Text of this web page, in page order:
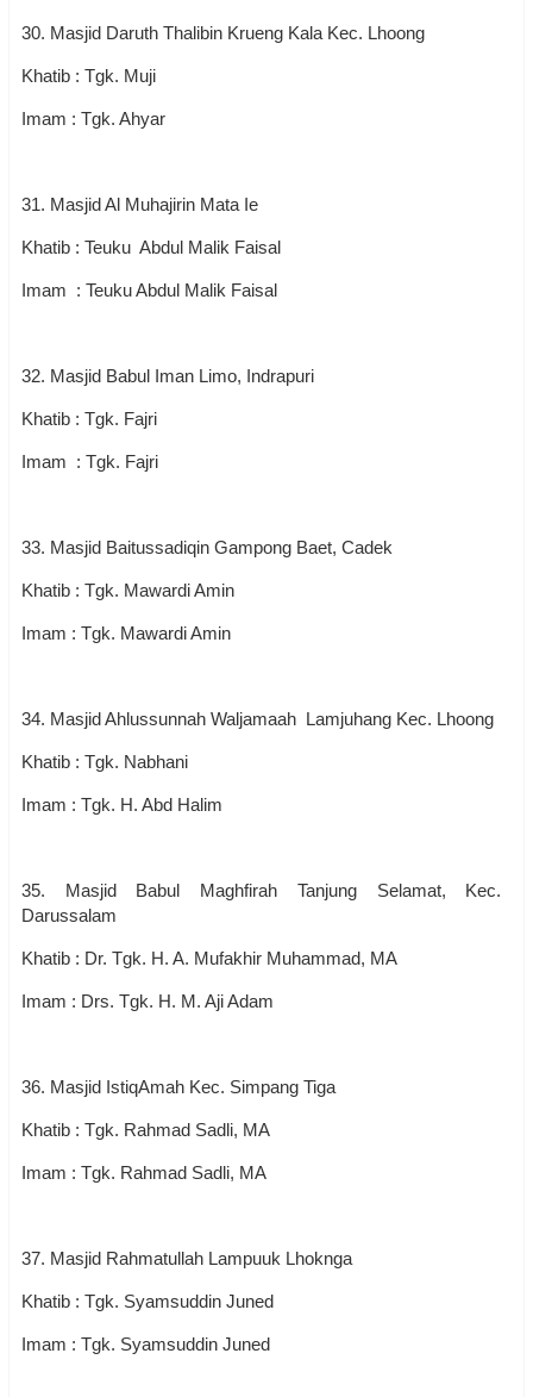
30. Masjid Daruth Thalibin Krueng Kala Kec. Lhoong
Khatib : Tgk. Muji
Imam : Tgk. Ahyar
31. Masjid Al Muhajirin Mata Ie
Khatib : Teuku Abdul Malik Faisal
Imam : Teuku Abdul Malik Faisal
32. Masjid Babul Iman Limo, Indrapuri
Khatib : Tgk. Fajri
Imam : Tgk. Fajri
33. Masjid Baitussadiqin Gampong Baet, Cadek
Khatib : Tgk. Mawardi Amin
Imam : Tgk. Mawardi Amin
34. Masjid Ahlussunnah Waljamaah Lamjuhang Kec. Lhoong
Khatib : Tgk. Nabhani
Imam : Tgk. H. Abd Halim
35. Masjid Babul Maghfirah Tanjung Selamat, Kec.
Darussalam
Khatib : Dr. Tgk. H. A. Mufakhir Muhammad, MA
Imam : Drs. Tgk. H. M. Aji Adam
36. Masjid IstiqAmah Kec. Simpang Tiga
Khatib : Tgk. Rahmad Sadli, MA
Imam : Tgk. Rahmad Sadli, MA
37. Masjid Rahmatullah Lampuuk Lhoknga
Khatib : Tgk. Syamsuddin Juned
Imam : Tgk. Syamsuddin Juned